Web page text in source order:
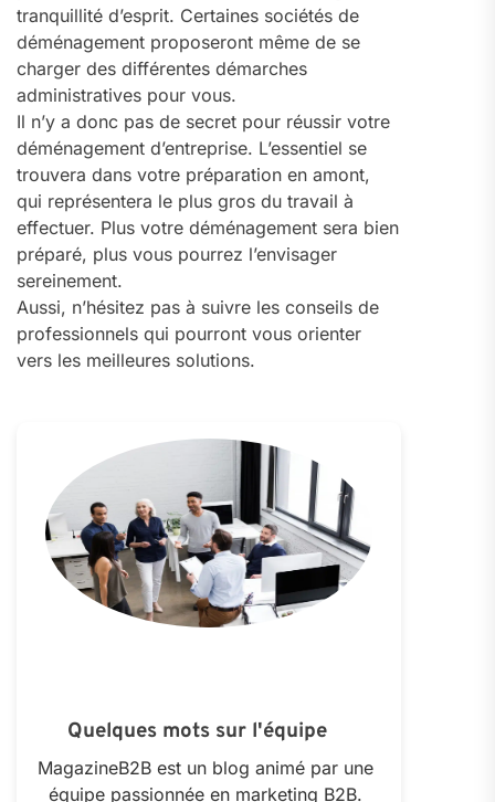
tranquillité d’esprit. Certaines sociétés de
déménagement proposeront même de se
charger des différentes démarches
administratives pour vous.
Il n’y a donc pas de secret pour réussir votre
déménagement d’entreprise. L’essentiel se
trouvera dans votre préparation en amont,
qui représentera le plus gros du travail à
effectuer. Plus votre déménagement sera bien
préparé, plus vous pourrez l’envisager
sereinement.
Aussi, n’hésitez pas à suivre les conseils de
professionnels qui pourront vous orienter
vers les meilleures solutions.
Quelques mots sur l'équipe
MagazineB2B est un blog animé par une
équipe passionnée en marketing B2B.